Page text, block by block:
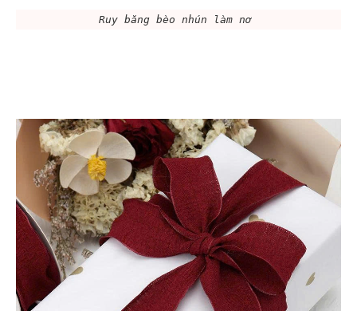
Ruy băng bèo nhún làm nơ